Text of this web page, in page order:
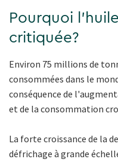
Pourquoi
critiquée?
Environ 75 millions de
consommées dans le
conséquence de
et de la consommation
La forte croissance de la
défrichage à grande